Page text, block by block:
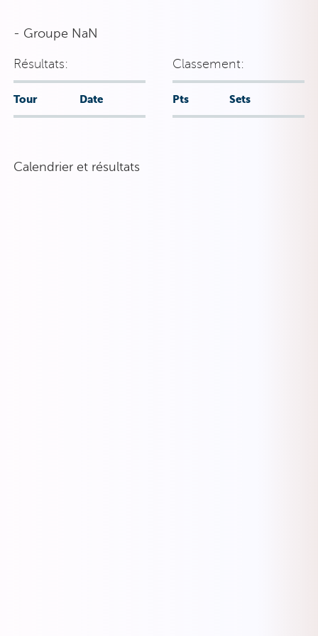
- Groupe NaN
Résultats:
Tour Date
Classement:
Pts Sets
Calendrier et résultats